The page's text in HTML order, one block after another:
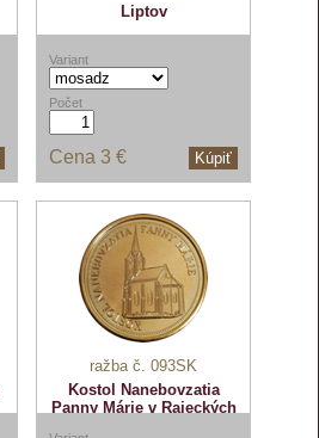
Liptov
Variant
Počet
Kúpiť
Cena 3 €
ražba č. 093SK
Kostol Nanebovzatia
Panny Márie v Rajeckých